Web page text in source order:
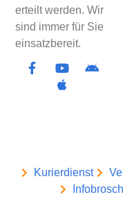
erteilt werden. Wir
sind immer für Sie
einsatzbereit.
Kurierdienst